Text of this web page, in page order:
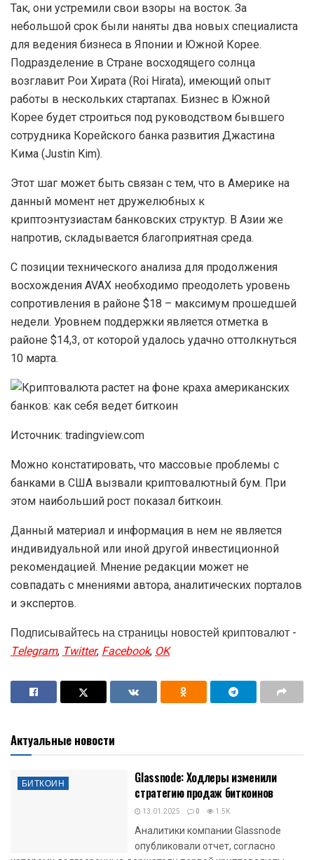
Так, они устремили свои взоры на восток. За
небольшой срок были наняты два новых специалиста
для ведения бизнеса в Японии и Южной Корее.
Подразделение в Стране восходящего солнца
возглавит Рои Хирата (Roi Hirata), имеющий опыт
работы в нескольких стартапах. Бизнес в Южной
Корее будет строиться под руководством бывшего
сотрудника Корейского банка развития Джастина
Кима (Justin Kim).
Этот шаг может быть связан с тем, что в Америке на
данный момент нет дружелюбных к
криптоэнтузиастам банковских структур. В Азии же
напротив, складывается благоприятная среда.
С позиции технического анализа для продолжения
восхождения AVAX необходимо преодолеть уровень
сопротивления в районе $18 – максимум прошедшей
недели. Уровнем поддержки является отметка в
районе $14,3, от которой удалось удачно оттолкнуться
10 марта.
Источник: tradingview.com
Можно констатировать, что массовые проблемы с
банками в США вызвали криптовалютный бум. При
этом наибольший рост показал биткоин.
Данный материал и информация в нем не является
индивидуальной или иной другой инвестиционной
рекомендацией. Мнение редакции может не
совпадать с мнениями автора, аналитических порталов
и экспертов.
Подписывайтесь на страницы новостей криптовалют -
Telegram, Twitter, Facebook, OK
Актуальные новости
БИТКОИН
Glassnode: Ходлеры изменили
стратегию продаж биткоинов
13.01.2025 0 1.5K
Аналитики компании Glassnode
опубликовали отчет, согласно